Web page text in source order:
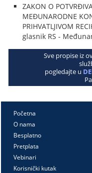
ZAKON O
MEĐUNARODNE
PRIHVATLJIVOM
glasnik RS -
Sve propise iz
pogledajte u
Početna
O nama
Besplatno
Pretplata
Vebinari
Korisnički kutak